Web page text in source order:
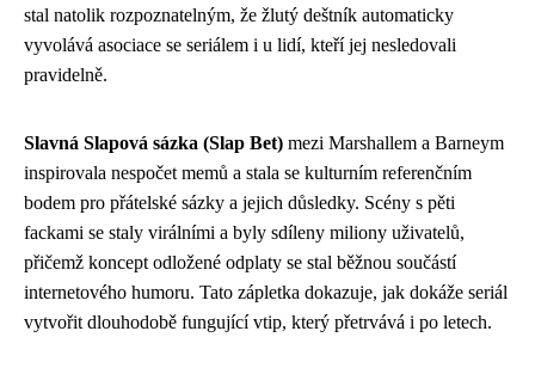
stal natolik rozpoznatelným, že žlutý deštník automaticky
vyvolává asociace se seriálem i u lidí, kteří jej nesledovali
pravidelně.
Slavná Slapová sázka (Slap Bet) mezi Marshallem a Barneym
inspirovala nespočet memů a stala se kulturním referenčním
bodem pro přátelské sázky a jejich důsledky. Scény s pěti
fackami se staly virálními a byly sdíleny miliony uživatelů,
přičemž koncept odložené odplaty se stal běžnou součástí
internetového humoru. Tato zápletka dokazuje, jak dokáže seriál
vytvořit dlouhodobě fungující vtip, který přetrvává i po letech.